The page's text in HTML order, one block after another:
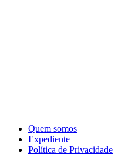
Quem somos
Expediente
Política de Privacidade